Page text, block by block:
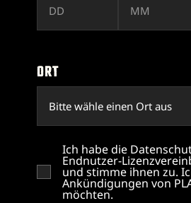
ORT
Ich habe die
Endnutzer-
und stimme ihnen zu.
Ankündigungen von
möchten.